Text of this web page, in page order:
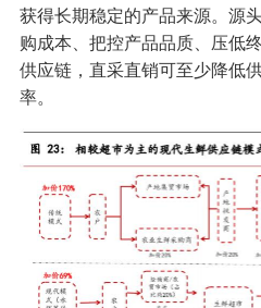
获得长期稳定的产品来源。源
购成本、把控产品品质、压低
供应链，直采直销可至少降低
率。